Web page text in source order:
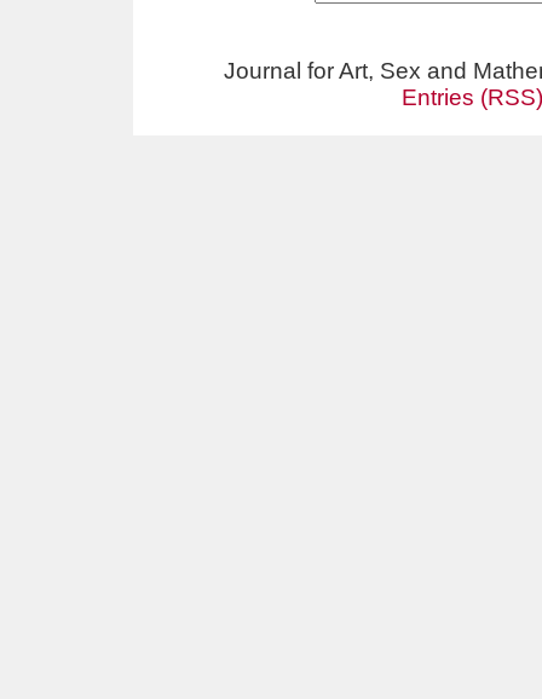
Journal for Art, Sex and
Entries (RSS)